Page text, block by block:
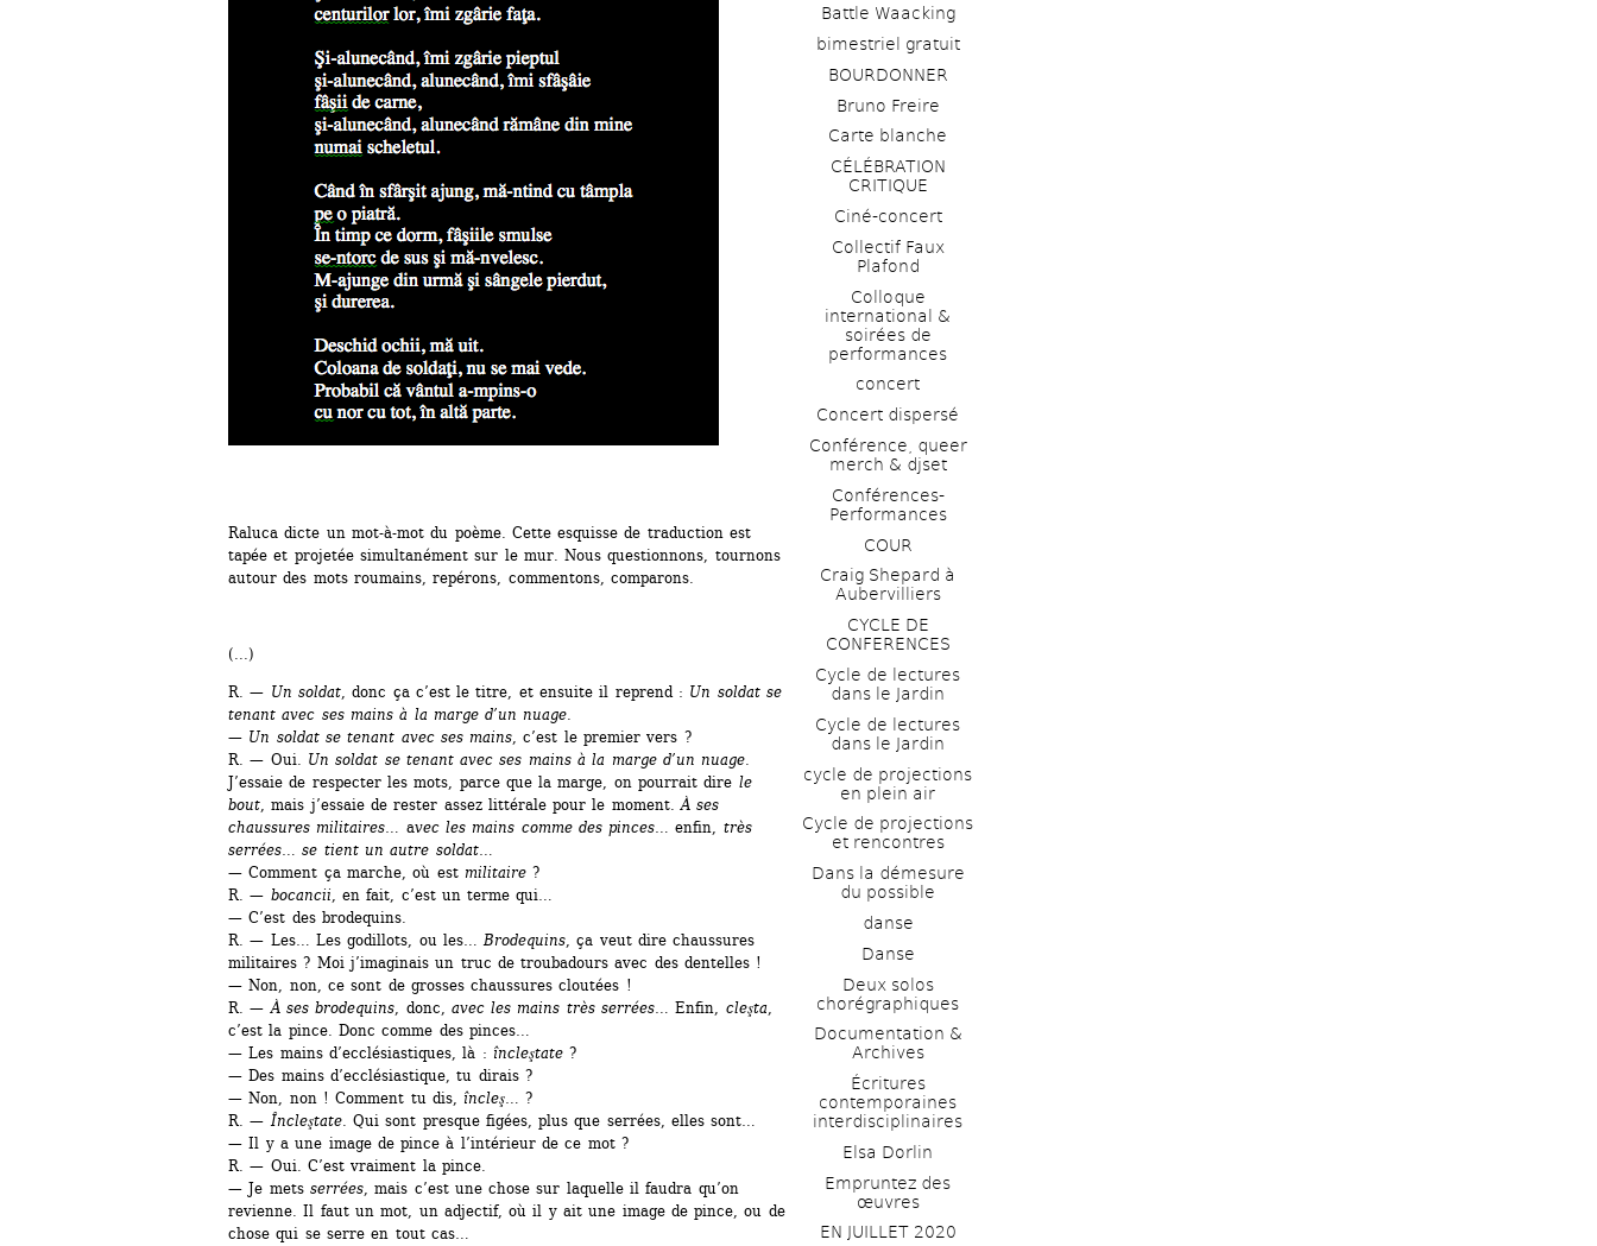
Raluca dicte un mot-à-mot du poème. Cette esquisse de traduction est
tapée et projetée simultanément sur le mur. Nous questionnons, tournons
autour des mots roumains, repérons, commentons, comparons.
(...)
R. — Un soldat, donc ça c’est le titre, et ensuite il reprend : Un soldat se
tenant avec ses mains à la marge d’un nuage.
— Un soldat se tenant avec ses mains, c’est le premier vers ?
R. — Oui. Un soldat se tenant avec ses mains à la marge d’un nuage.
J’essaie de respecter les mots, parce que la marge, on pourrait dire le
bout, mais j’essaie de rester assez littérale pour le moment. À ses
chaussures militaires… avec les mains comme des pinces… enfin, très
serrées… se tient un autre soldat…
— Comment ça marche, où est militaire?
R. — bocancii, en fait, c’est un terme qui…
— C’est des brodequins.
R. — Les… Les godillots, ou les… Brodequins, ça veut dire chaussures
militaires ? Moi j’imaginais un truc de troubadours avec des dentelles !
— Non, non, ce sont de grosses chaussures cloutées !
R. — À ses brodequins, donc, avec les mains très serrées… Enfin, cleşta,
c’est la pince. Donc comme des pinces…
— Les mains d’ecclésiastiques, là : încleştate?
— Des mains d’ecclésiastique, tu dirais ?
— Non, non ! Comment tu dis, încleş… ?
R. — Încleştate. Qui sont presque figées, plus que serrées, elles sont…
— Il y a une image de pince à l’intérieur de ce mot ?
R. — Oui. C’est vraiment la pince.
— Je mets serrées, mais c’est une chose sur laquelle il faudra qu’on
revienne. Il faut un mot, un adjectif, où il y ait une image de pince, ou de
chose qui se serre en tout cas…
Battle Waacking
bimestriel gratuit
BOURDONNER
Bruno Freire
Carte blanche
CÉLÉBRATION
CRITIQUE
Ciné-concert
Collectif Faux
Plafond
Colloque
international &
soirées de
performances
concert
Concert dispersé
Conférence, queer
merch & djset
Conférences-
Performances
COUR
Craig Shepard à
Aubervilliers
CYCLE DE
CONFERENCES
Cycle de lectures
dans le Jardin
Cycle de lectures
dans le Jardin
cycle de projections
en plein air
Cycle de projections
et rencontres
Dans la démesure
du possible
danse
Danse
Deux solos
chorégraphiques
Documentation &
Archives
Écritures
contemporaines
interdisciplinaires
Elsa Dorlin
Empruntez des
œuvres
EN JUILLET 2020